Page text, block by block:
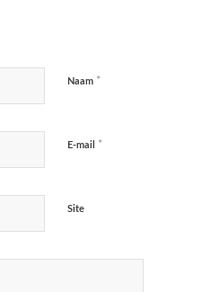
Naam *
E-mail *
Site